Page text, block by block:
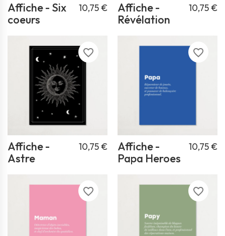
Affiche - Six
coeurs
10,75 €
Affiche -
Révélation
10,75 €
favorite_border
Affiche -
Astre
10,75 €
favorite_border
Affiche -
Papa Heroes
10,75 €
favorite_border favorite_border